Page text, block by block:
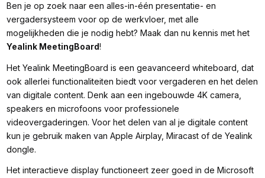
Ben je op zoek naar een alles-in-één presentatie- en
vergadersysteem voor op de werkvloer, met alle
mogelijkheden die je nodig hebt? Maak dan nu kennis met het
Yealink MeetingBoard!
Het Yealink MeetingBoard is een geavanceerd whiteboard, dat
ook allerlei functionaliteiten biedt voor vergaderen en het delen
van digitale content. Denk aan een ingebouwde 4K camera,
speakers en microfoons voor professionele
videovergaderingen. Voor het delen van al je digitale content
kun je gebruik maken van Apple Airplay, Miracast of de Yealink
dongle.
Het interactieve display functioneert zeer goed in de Microsoft